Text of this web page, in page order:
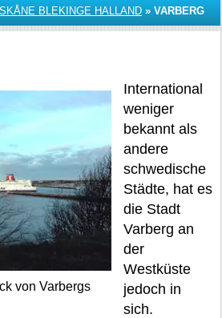
SKÅNE BLEKINGE HALLAND » VARBERG
von Varbergs
International
weniger
bekannt als
andere
schwedische
Städte, hat es
die Stadt
Varberg an
der
Westküste
jedoch in
sich.